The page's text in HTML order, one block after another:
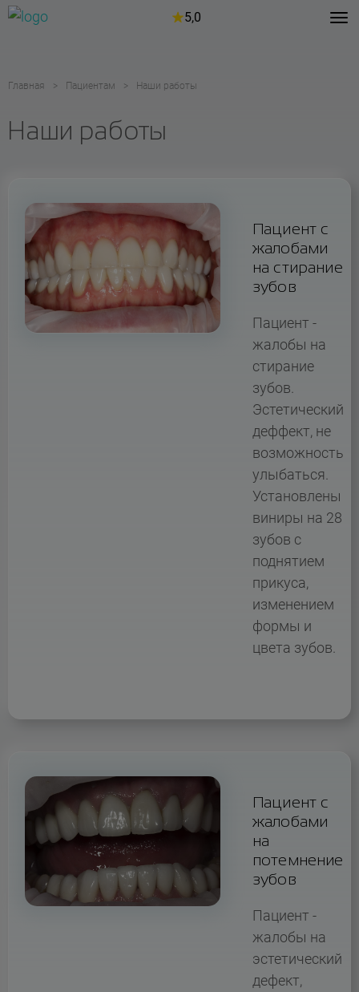
5,0
Главная Пациентам Наши работы
Наши работы
Пациент с
жалобами
на стирание
зубов
Пациент -
жалобы на
стирание
зубов.
Эстетический
деффект, не
возможность
улыбаться.
Установлены
виниры на 28
зубов с
поднятием
прикуса,
изменением
формы и
цвета зубов.
Пациент с
жалобами
на
потемнение
зубов
Пациент -
жалобы на
эстетический
дефект,